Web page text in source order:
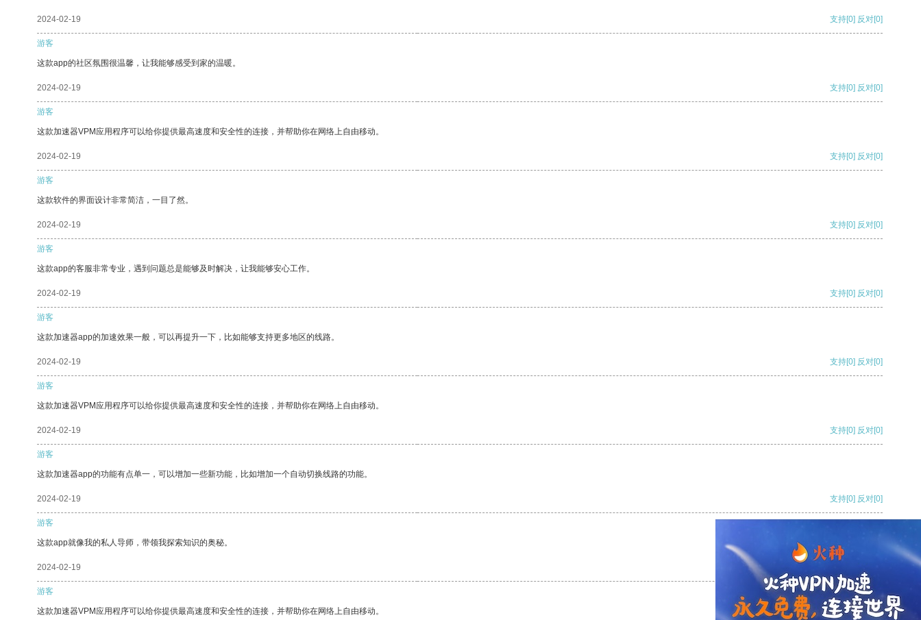
2024-02-19 支持[0] 反对[0]
游客
这款app的社区氛围很温馨，让我能够感受到家的温暖。
2024-02-19 支持[0] 反对[0]
游客
这款加速器VPM应用程序可以给你提供最高速度和安全性的连接，并帮助你在网络上自由移动。
2024-02-19 支持[0] 反对[0]
游客
这款软件的界面设计非常简洁，一目了然。
2024-02-19 支持[0] 反对[0]
游客
这款app的客服非常专业，遇到问题总是能够及时解决，让我能够安心工作。
2024-02-19 支持[0] 反对[0]
游客
这款加速器app的加速效果一般，可以再提升一下，比如能够支持更多地区的线路。
2024-02-19 支持[0] 反对[0]
游客
这款加速器VPM应用程序可以给你提供最高速度和安全性的连接，并帮助你在网络上自由移动。
2024-02-19 支持[0] 反对[0]
游客
这款加速器app的功能有点单一，可以增加一些新功能，比如增加一个自动切换线路的功能。
2024-02-19 支持[0] 反对[0]
游客
这款app就像我的私人导师，带领我探索知识的奥秘。
2024-02-19
游客
这款加速器VPM应用程序可以给你提供最高速度和安全性的连接，并帮助你在网络上自由移动。